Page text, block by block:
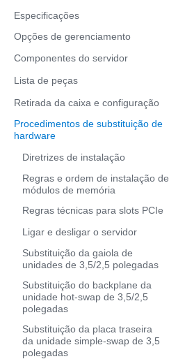
Especificações
Opções de gerenciamento
Componentes do servidor
Lista de peças
Retirada da caixa e configuração
Procedimentos de substituição de
hardware
Diretrizes de instalação
Regras e ordem de instalação de
módulos de memória
Regras técnicas para slots PCIe
Ligar e desligar o servidor
Substituição da gaiola de
unidades de 3,5/2,5 polegadas
Substituição do backplane da
unidade hot-swap de 3,5/2,5
polegadas
Substituição da placa traseira
da unidade simple-swap de 3,5
polegadas